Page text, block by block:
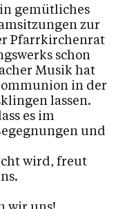
gemütliches
zur
Pfarrkirchenrat
schon
Musik hat
in der
lassen.
es im
und
wird, freut